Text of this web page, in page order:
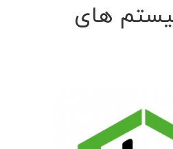
، سیستم های